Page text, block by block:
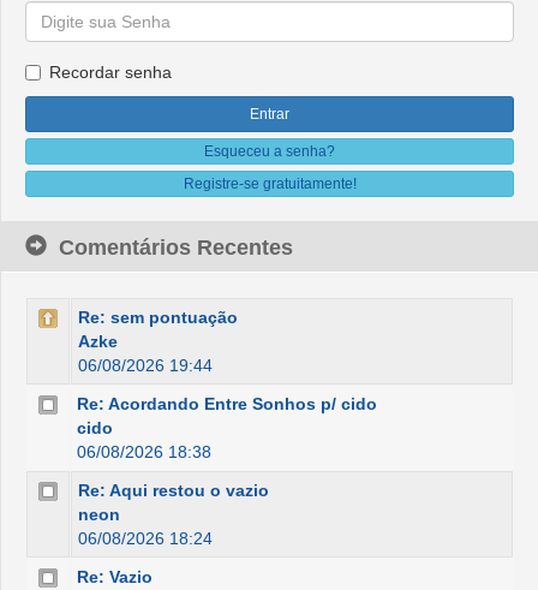
Recordar senha
Esqueceu a senha?
Registre-se gratuitamente!
Comentários Recentes
Re: sem pontuação
Azke
06/08/2026 19:44
Re: Acordando Entre Sonhos p/ cido
cido
06/08/2026 18:38
Re: Aqui restou o vazio
neon
06/08/2026 18:24
Re: Vazio